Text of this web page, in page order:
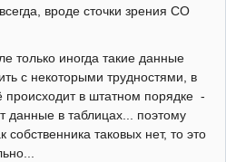
вроде сточки зрения СО
только иногда такие данные
с некоторыми трудностями, в
происходит в штатном порядке -
данные в таблицах... поэтому
собственника таковых нет, то это